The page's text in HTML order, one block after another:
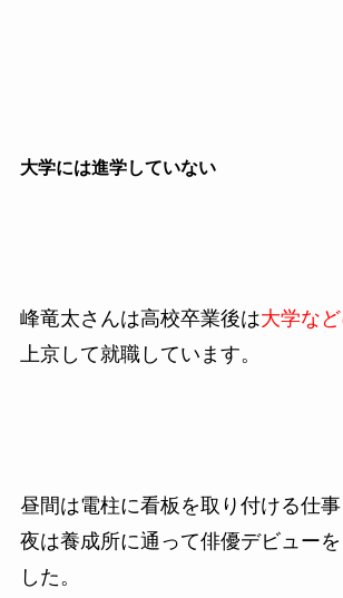
大学には進学していない
峰竜太さんは高校卒業後は大学な
上京して就職しています。
昼間は電柱に看板を取り付ける仕事
夜は養成所に通って俳優デビュー
した。